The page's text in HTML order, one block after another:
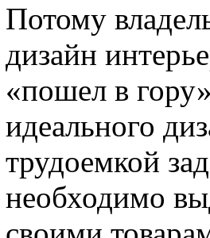
Потому
дизайн
«пошел в
идеального
трудоемкой
необходимо